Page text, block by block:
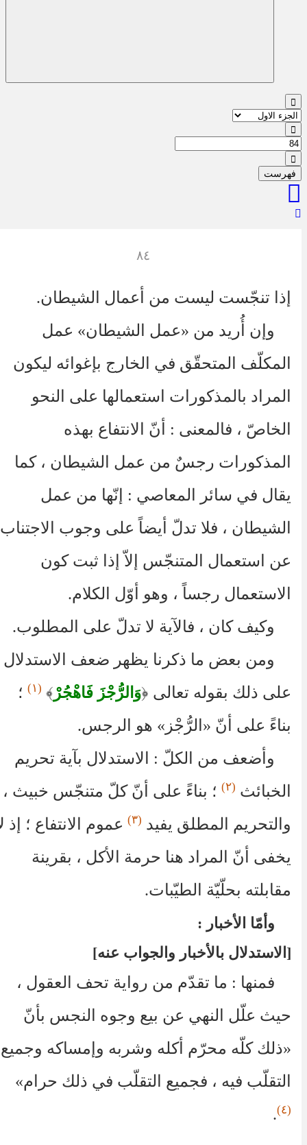
إذا تنجّست ليست من أعمال الشيطان.
وإن أُريد من «عمل الشيطان» عمل
المكلّف المتحقّق في الخارج بإغوائه ليكون
المراد بالمذكورات استعمالها على النحو
الخاصّ ، فالمعنى : أنّ الانتفاع بهذه
المذكورات رجسٌ من عمل الشيطان ، كما
يقال في سائر المعاصي : إنّها من عمل
الشيطان ، فلا تدلّ أيضاً على وجوب الاجتناب
عن استعمال المتنجّس إلاّ إذا ثبت كون
الاستعمال رجساً ، وهو أوّل الكلام.
وكيف كان ، فالآية لا تدلّ على المطلوب.
ومن بعض ما ذكرنا يظهر ضعف الاستدلال
على ذلك بقوله تعالى﴿ وَالرُّجْزَ فَاهْجُرْ﴾ (١)
؛
بناءً على أنّ «الرُّجْز» هو الرجس.
وأضعف من الكلّ : الاستدلال بآية تحريم
الخبائث (٢)
؛ بناءً على أنّ كلّ متنجّس خبيث ،
والتحريم المطلق يفيد
عموم الانتفاع ؛ إذ لا
يخفى أنّ المراد هنا حرمة الأكل ، بقرينة
مقابلته بحلّيّة الطيّبات.
وأمّا الأخبار :
الاستدلال بالأخبار والجواب عنه
فمنها : ما تقدّم من رواية تحف العقول ،
حيث علّل النهي عن بيع وجوه النجس بأنّ
«ذلك كلّه محرّم أكله وشربه وإمساكه وجميع
التقلّب فيه ، فجميع التقلّب في ذلك حرام»
.